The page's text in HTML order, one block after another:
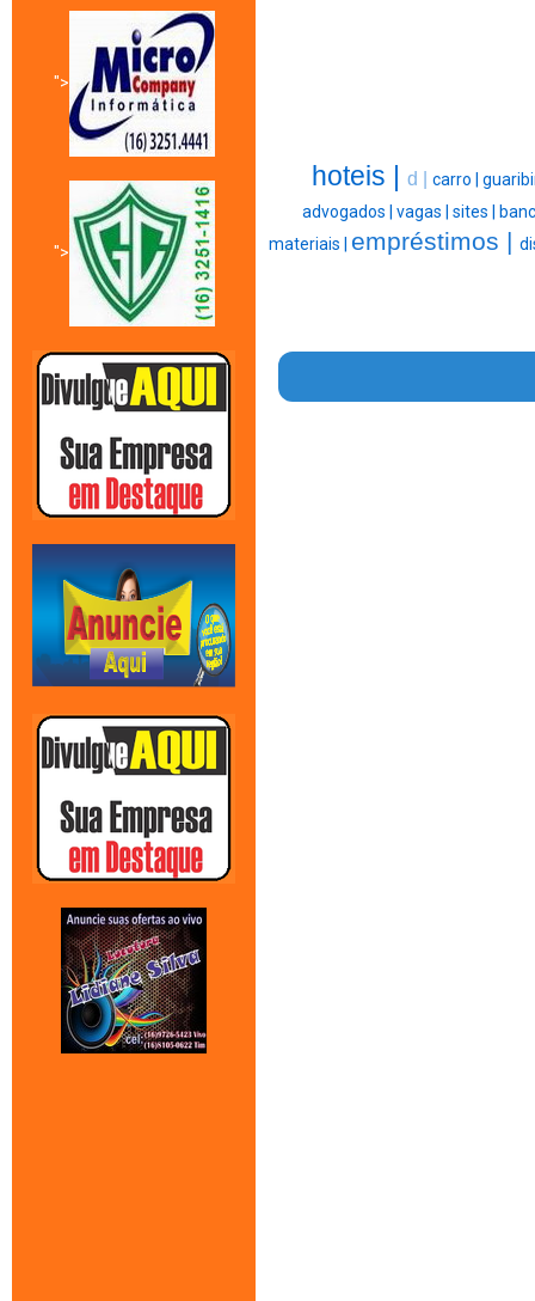
">
">
hoteis | d | carro |
advogados | vagas | sites |
materiais | empréstimos |